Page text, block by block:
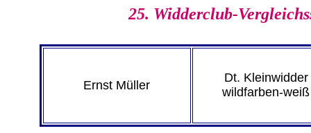
25. Widderclub-
Ernst Müller
Dt. Kleinwidder
wildfarben-weiß